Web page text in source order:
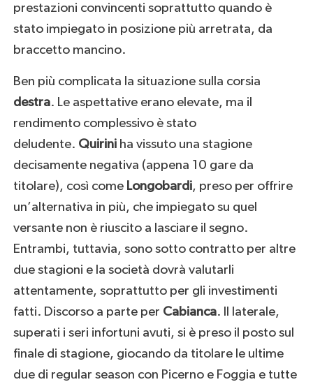
prestazioni convincenti soprattutto quando è
stato impiegato in posizione più arretrata, da
braccetto mancino.
Ben più complicata la situazione sulla corsia
destra. Le aspettative erano elevate, ma il
rendimento complessivo è stato
deludente. Quiriniha vissuto una stagione
decisamente negativa (appena 10 gare da
titolare), così come Longobardi, preso per offrire
un’alternativa in più, che impiegato su quel
versante non è riuscito a lasciare il segno.
Entrambi, tuttavia, sono sotto contratto per altre
due stagioni e la società dovrà valutarli
attentamente, soprattutto per gli investimenti
fatti. Discorso a parte per Cabianca. Il laterale,
superati i seri infortuni avuti, si è preso il posto sul
finale di stagione, giocando da titolare le ultime
due di regular season con Picerno e Foggia e tutte